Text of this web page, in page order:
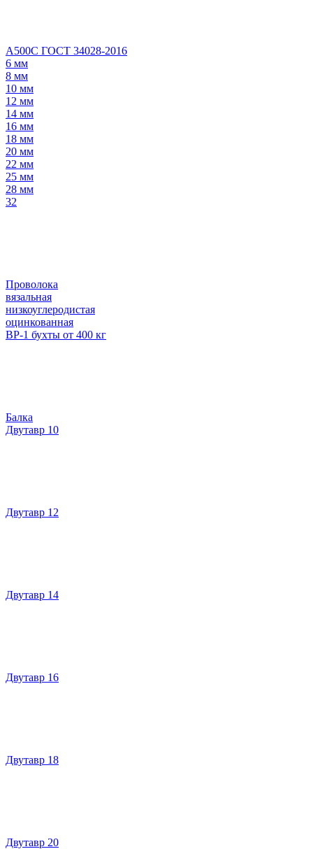
А500С ГОСТ 34028-2016
6 мм
8 мм
10 мм
12 мм
14 мм
16 мм
18 мм
20 мм
22 мм
25 мм
28 мм
32
Проволока
вязальная
низкоуглеродистая
оцинкованная
ВР-1 бухты от 400 кг
Балка
Двутавр 10
Двутавр 12
Двутавр 14
Двутавр 16
Двутавр 18
Двутавр 20